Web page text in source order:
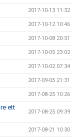
2017-10-13 11:32
2017-10-12 10:46
2017-10-08 20:51
2017-10-05 23:02
2017-10-02 07:34
2017-09-05 21:31
2017-08-25 10:26
ett
2017-08-25 09:39
2017-08-21 10:30